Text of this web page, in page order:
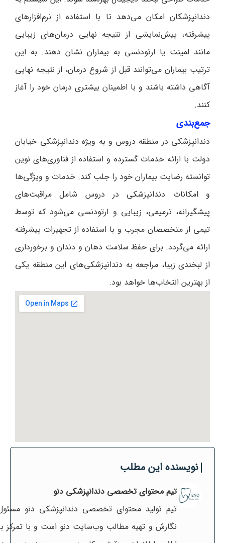
دندانپزشکان امکان می‌دهد تا با استفاده از نرم‌افزارهای
پیشرفته، پیش‌نمایشی از نتیجه نهایی درمان‌های زیبایی
مانند لمینت یا ارتودنسی به بیماران نشان دهند. به این
ترتیب بیماران می‌توانند قبل از شروع درمان، از نتیجه نهایی
آگاهی داشته باشند و با اطمینان بیشتری درمان خود را آغاز
کنند.
جمع‌بندی
دندانپزشکی در منطقه دروس و به ویژه دندانپزشکی خیابان
دولت با ارائه خدمات گسترده و استفاده از فناوری‌های نوین
توانسته رضایت بیماران خود را جلب کند. خدمات و ویژگی‌ها
و امکانات دندانپزشکی در دروس شامل مراقبت‌های
پیشگیرانه، ترمیمی، زیبایی و ارتودنسی می‌شود که توسط
تیمی از متخصصان مجرب و با استفاده از تجهیزات پیشرفته
ارائه می‌گردد. برای حفظ سلامت دهان و دندان و برخورداری
از لبخندی زیبا، مراجعه به دندانپزشکی‌های این منطقه یکی
از بهترین انتخاب‌ها خواهد بود.
نویسنده این مطلب
تیم محتوای تخصصی دندانپزشکی دنو
تیم تولید محتوای تخصصی دندانپزشکی دنو
نگارش و تهیه مطالب وب‌سایت دنو است و با تمرکز